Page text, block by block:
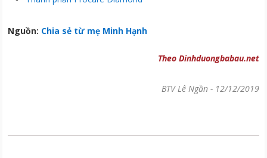
Nguồn: Chia sẻ từ mẹ Minh Hạnh
Theo Dinhduongbabau.net
BTV Lê Ngần- 12/12/2019